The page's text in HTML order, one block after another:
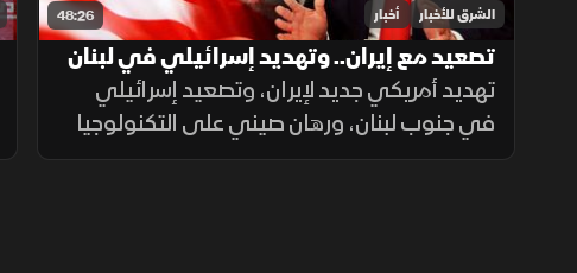
48:26 الشرق للأخبار أخبار
تصعيد مع إيران.. وتهديد إسرائيلي في لبنان
تهديد أمريكي جديد لإيران، وتصعيد إسرائيلي
في جنوب لبنان، ورهان صيني على التكنولوجيا
لدعم النمو، إلى جانب تحذيرات من حرائق الغابات